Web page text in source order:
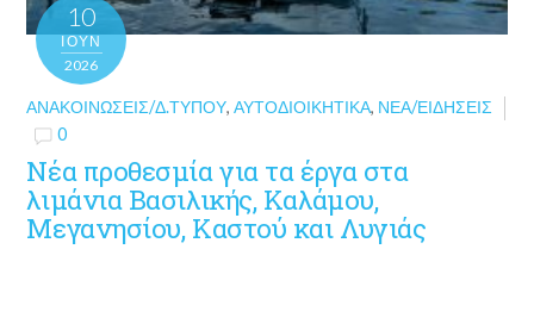
10
ΙΟΎΝ
2026
ΑΝΑΚΟΙΝΏΣΕΙΣ/Δ.ΤΎΠΟΥ,ΑΥΤΟΔΙΟΙΚΗΤΙΚΆ, ΝΈΑ/ΕΙΔΉΣΕΙΣ
0
Νέα προθεσμία για τα έργα στα
λιμάνια Βασιλικής, Καλάμου,
Μεγανησίου, Καστού και Λυγιάς